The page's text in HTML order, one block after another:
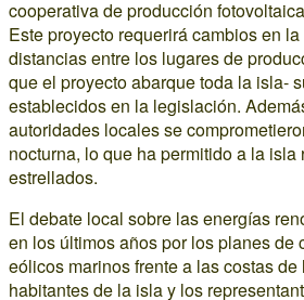
cooperativa de producción
Este proyecto requerirá cambios en
distancias entre los lugares de
que el proyecto abarque toda la isla-
establecidos en la legislación.
autoridades locales se
nocturna, lo que ha permitido a la
estrellados.
El debate local sobre las energías
en los últimos años por los planes de
eólicos marinos frente a las costas
habitantes de la isla y los